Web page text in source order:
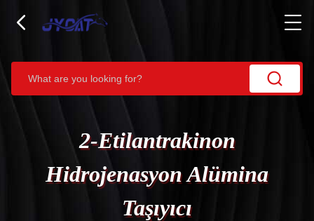
2-Etilantrakinon
Hidrojenasyon Alümina
Taşıyıcı